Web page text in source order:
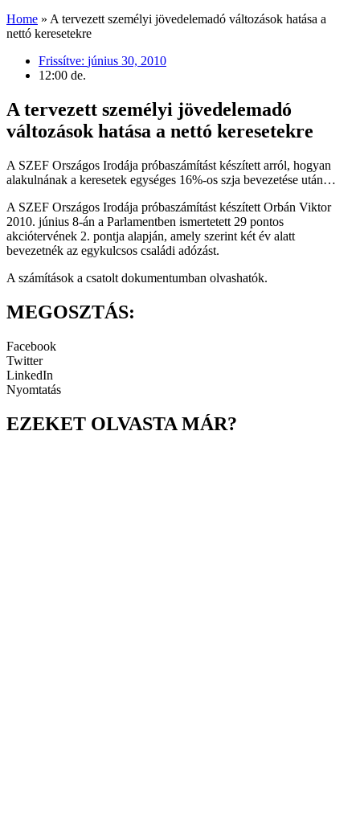
Home » A tervezett személyi jövedelemadó változások hatása a
nettó keresetekre
Frissítve: június 30, 2010
12:00 de.
A tervezett személyi jövedelemadó
változások hatása a nettó keresetekre
A SZEF Országos Irodája próbaszámítást készített arról, hogyan
alakulnának a keresetek egységes 16%-os szja bevezetése után…
A SZEF Országos Irodája próbaszámítást készített Orbán Viktor
2010. június 8-án a Parlamentben ismertetett 29 pontos
akciótervének 2. pontja alapján, amely szerint két év alatt
bevezetnék az egykulcsos családi adózást.
A számítások a csatolt dokumentumban olvashatók.
MEGOSZTÁS:
Facebook
Twitter
LinkedIn
Nyomtatás
EZEKET OLVASTA MÁR?